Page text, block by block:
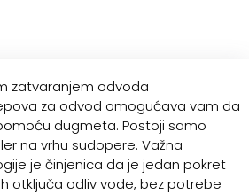
zatvaranjem odvoda
za odvod omogućava vam da
dugmeta. Postoji samo
na vrhu sudopere. Važna
je činjenica da je jedan pokret
otključa odliv vode, bez potrebe